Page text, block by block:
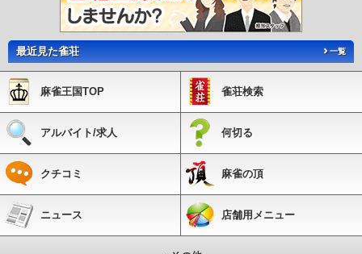
最近見た雀荘 一覧
麻雀王国TOP 雀荘検索
アルバイト/求人 何切る
クチコミ 麻雀の頂
ニュース 店舗用メニュー